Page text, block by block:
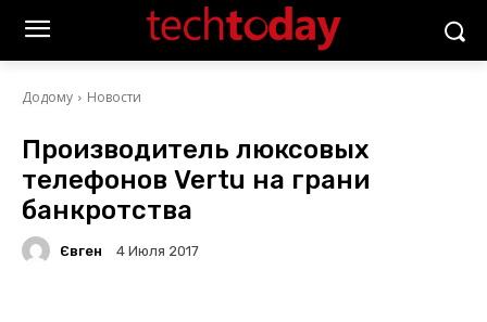
Додому Новости
Производитель люксовых
телефонов Vertu на грани
банкротства
Євген 4 Июля 2017